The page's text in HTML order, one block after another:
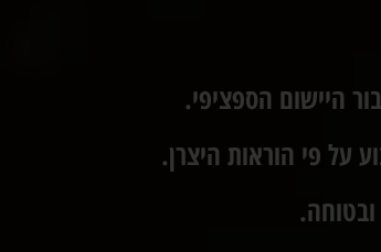
היישום הספציפי.
על פי הוראות היצרן.